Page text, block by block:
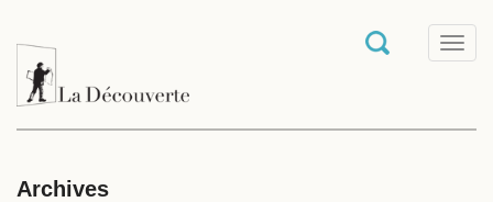
T
o
Archives